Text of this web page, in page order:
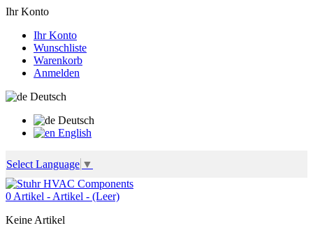
Ihr Konto
Ihr Konto
Wunschliste
Warenkorb
Anmelden
Deutsch
Deutsch
English
Select Language ▼
0 Artikel - Artikel - (Leer)
Keine Artikel